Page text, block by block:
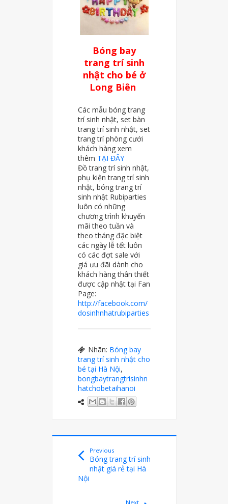
Bóng bay
trang trí sinh
nhật cho bé ở
Long Biên
Các mẫu bóng trang
trí sinh nhật, set bàn
trang trí sinh nhật, set
trang trí phòng cưới
khách hàng xem
thêm TẠI ĐÂY
Đồ trang trí sinh nhật,
phụ kiện trang trí sinh
nhật, bóng trang trí
sinh nhật Rubiparties
luôn có những
chương trình khuyến
mãi theo tuần và
theo tháng đặc biệt
các ngày lễ tết luôn
có các đợt sale với
giá ưu đãi dành cho
khách hàng thân thiết
được cập nhật tại Fan
Page:
http://facebook.com/
dosinhnhatrubiparties
Nhãn: Bóng bay
trang trí sinh nhật cho
bé tại Hà Nội,
bongbaytrangtrisinhn
hatchobetaihanoi
Previous
Bóng trang trí sinh
nhật giá rẻ tại Hà
Nội
Next